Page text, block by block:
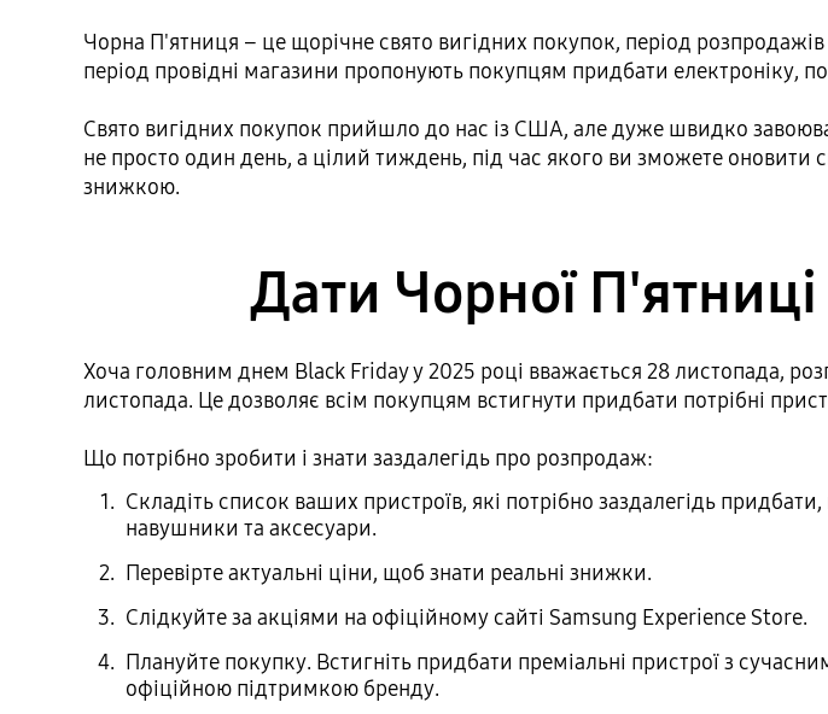
Чорна П'ятниця – це щорічне свято вигідних покупок, період
період провідні магазини пропонують покупцям придбати електроніку,
Свято вигідних покупок прийшло до нас із США, але дуже швидко
не просто один день, а цілий тиждень, під час якого ви зможете оновити
знижкою.
Дати Чорної П'ятниці
Хоча головним днем Black Friday у 2025 році вважається 28 листопада,
листопада. Це дозволяє всім покупцям встигнути придбати потрібні
Що потрібно зробити і знати заздалегідь про розпродаж:
Складіть список ваших пристроїв, які потрібно заздалегідь
навушники та аксесуари.
Перевірте актуальні ціни, щоб знати реальні знижки.
Слідкуйте за акціями на офіційному сайті Samsung Experience Store.
Плануйте покупку. Встигніть придбати преміальні пристрої з
офіційною підтримкою бренду.